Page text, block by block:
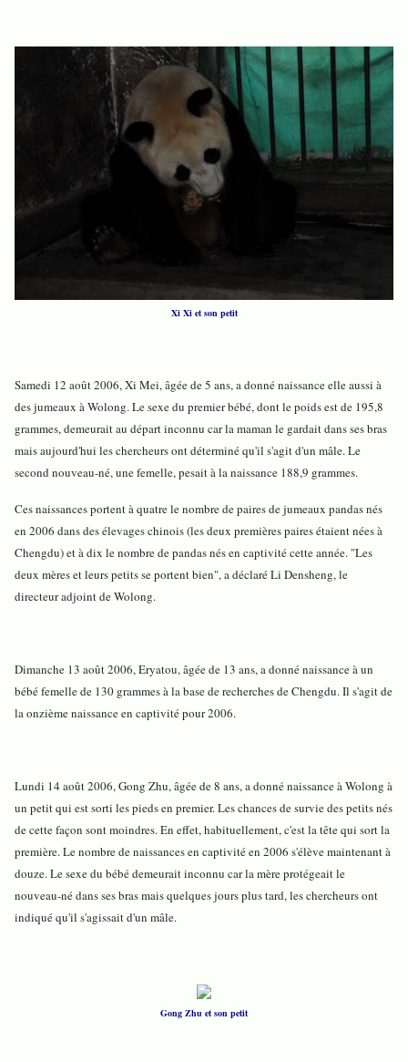
Xi Xi et son petit
Samedi 12 août 2006, Xi Mei, âgée de 5 ans, a donné naissance elle aussi à
des jumeaux à Wolong. Le sexe du premier bébé, dont le poids est de 195,8
grammes, demeurait au départ inconnu car la maman le gardait dans ses bras
mais aujourd'hui les chercheurs ont déterminé qu'il s'agit d'un mâle. Le
second nouveau-né, une femelle, pesait à la naissance 188,9 grammes.
Ces naissances portent à quatre le nombre de paires de jumeaux pandas nés
en 2006 dans des élevages chinois (les deux premières paires étaient nées à
Chengdu) et à dix le nombre de pandas nés en captivité cette année. "Les
deux mères et leurs petits se portent bien", a déclaré Li Densheng, le
directeur adjoint de Wolong.
Dimanche 13 août 2006, Eryatou, âgée de 13 ans, a donné naissance à un
bébé femelle de 130 grammes à la base de recherches de Chengdu. Il s'agit de
la onzième naissance en captivité pour 2006.
Lundi 14 août 2006, Gong Zhu, âgée de 8 ans, a donné naissance à Wolong à
un petit qui est sorti les pieds en premier. Les chances de survie des petits nés
de cette façon sont moindres. En effet, habituellement, c'est la tête qui sort la
première. Le nombre de naissances en captivité en 2006 s'élève maintenant à
douze. Le sexe du bébé demeurait inconnu car la mère protégeait le
nouveau-né dans ses bras mais quelques jours plus tard, les chercheurs ont
indiqué qu'il s'agissait d'un mâle.
Gong Zhu et son petit